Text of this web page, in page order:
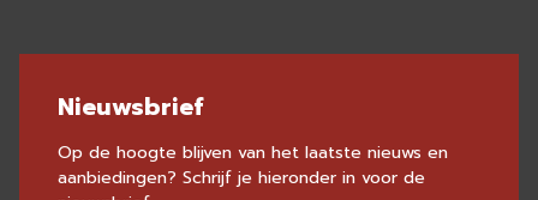
Nieuwsbrief
Op de hoogte blijven van het laatste nieuws en
aanbiedingen? Schrijf je hieronder in voor de